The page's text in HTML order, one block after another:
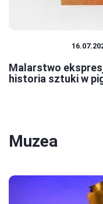
Malarstwo
historia sztuki w
Muzea